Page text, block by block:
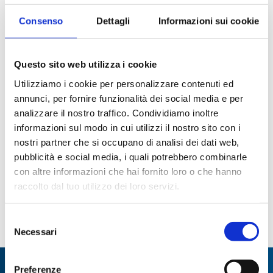
Consenso Dettagli Informazioni sui cookie
Questo sito web utilizza i cookie
Utilizziamo i cookie per personalizzare contenuti ed
annunci, per fornire funzionalità dei social media e per
analizzare il nostro traffico. Condividiamo inoltre
informazioni sul modo in cui utilizzi il nostro sito con i
nostri partner che si occupano di analisi dei dati web,
pubblicità e social media, i quali potrebbero combinarle
con altre informazioni che hai fornito loro o che hanno
raccolto dal tuo utilizzo dei loro servizi.
del
consenso
Necessari
Preferenze
Starter Saccarosio
Analizzatore automatico
(FTIR - UV - VIS) BACCHUS 3
Paginazione
prima Page
1 Page
2 Pagina
3